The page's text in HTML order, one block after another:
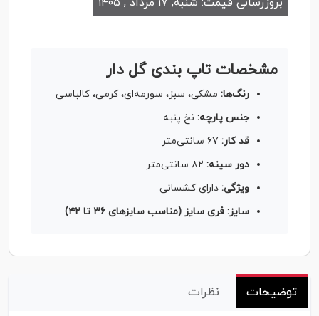
بروزرسانی قیمت: شنبه, ۱۷ مرداد , ۱۴۰۵
مشخصات تاپ بندی گل دار
رنگ‌ها: مشکی، سبز، سورمه‌ای، کرمی، کالباسی
جنس پارچه: نخ پنبه
قد کار:
دور سینه:
ویژگی: دارای کشسانی
سایز: فری‌ سایز (مناسب سایزهای ۳۶ تا ۴۲)
توضیحات نظرات